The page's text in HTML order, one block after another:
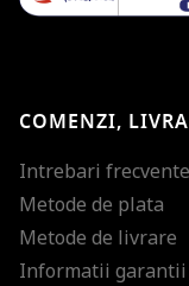
COMENZI,
Intrebari frecvente
Metode de plata
Metode de livrare
Informatii garantii